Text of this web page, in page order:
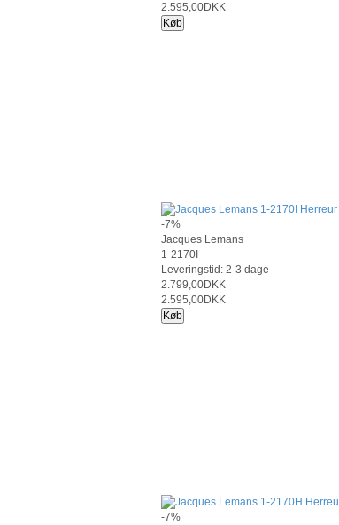
2.595,00DKK
Køb
-7%
Jacques Lemans
1-2170I
Leveringstid: 2-3 dage
2.799,00DKK
2.595,00DKK
Køb
-7%